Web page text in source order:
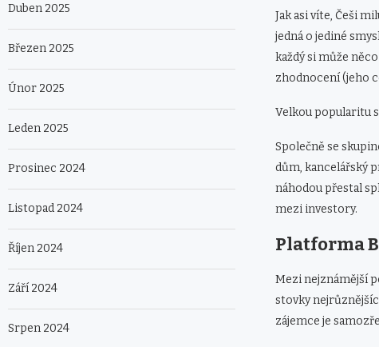
Jak asi víte, Češi
jedná o jediné
každý si může
zhodnocení (jeho
Velkou popularitu
Společně se
dům, kancelářský
náhodou přestal
mezi investory.
Platforma
Mezi nejznámější
stovky
zájemce je
Duben 2025
Březen 2025
Únor 2025
Leden 2025
Prosinec 2024
Listopad 2024
Říjen 2024
Září 2024
Srpen 2024